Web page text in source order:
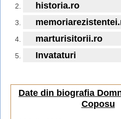
historia.ro
marturisitorii.ro
Invataturi
Date din biografia
Coposu